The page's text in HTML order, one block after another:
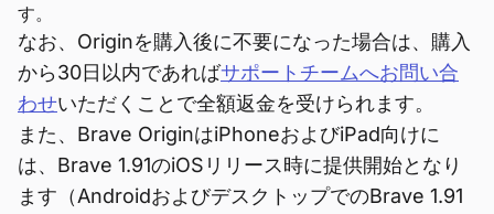
す。
なお、Originを購入後に不要になった場合は、購入
から30日以内であればサポートチームへお問い合
わせいただくことで全額返金を受けられます。
また、Brave OriginはiPhoneおよびiPad向けに
は、Brave 1.91のiOSリリース時に提供開始となり
ます（AndroidおよびデスクトップでのBrave 1.91